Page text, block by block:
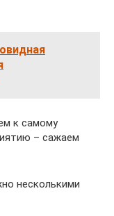
к самому
– сажаем
несколькими